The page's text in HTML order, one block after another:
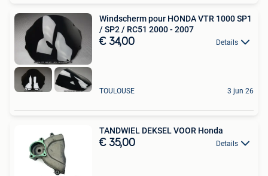
Windscherm pour HONDA VTR 1000 SP1
/ SP2 / RC51 2000 - 2007
€ 34,00 Details
TOULOUSE 3 jun 26
TANDWIEL DEKSEL VOOR Honda
€ 35,00 Details